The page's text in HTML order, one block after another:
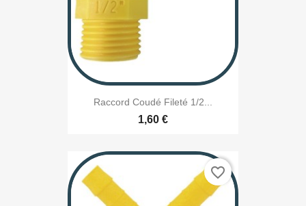
Raccord Coudé Fileté 1/2...
1,60 €
favorite_border